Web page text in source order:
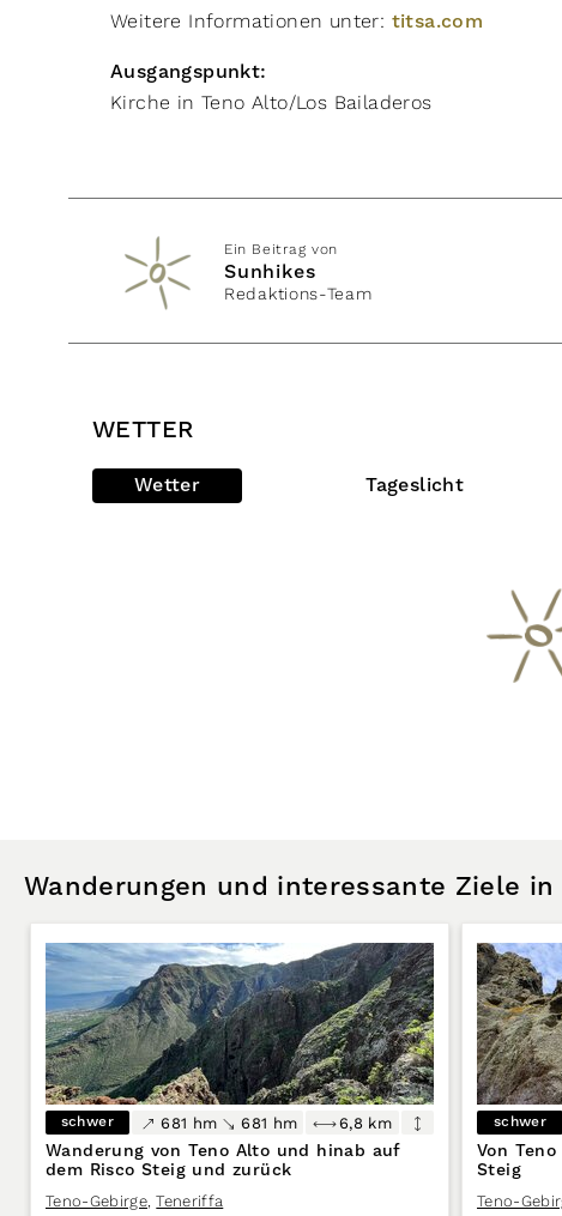
Weitere Informationen unter: titsa.com
Ausgangspunkt:
Kirche in Teno Alto/Los Bailaderos
Ein Beitrag von
Sunhikes
Redaktions-Team
WETTER
Wetter Tageslicht
Wanderungen und interessante Ziele in
schwer 681 hm 681 hm 6,8 km
Wanderung von Teno Alto und hinab auf
dem Risco Steig und zurück
Teno-Gebirge, Teneriffa
schwer
Von
Steig
Teno-